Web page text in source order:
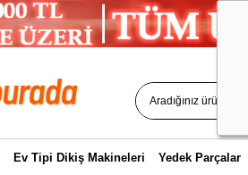
Ev Tipi Dikiş Makineleri Yedek Parçalar